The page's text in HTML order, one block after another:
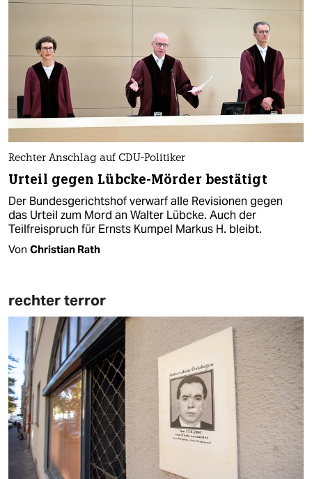
Rechter Anschlag auf CDU-Politiker
Urteil gegen Lübcke-Mörder bestätigt
Der Bundesgerichtshof verwarf alle Revisionen gegen
das Urteil zum Mord an Walter Lübcke. Auch der
Teilfreispruch für Ernsts Kumpel Markus H. bleibt.
Von Christian Rath
rechter terror